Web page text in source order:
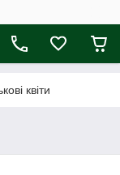
квіти